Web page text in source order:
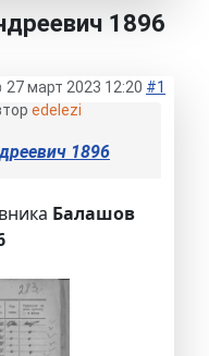
1896
27 март 2023 12:20 #1
edelezi
1896
Балашов